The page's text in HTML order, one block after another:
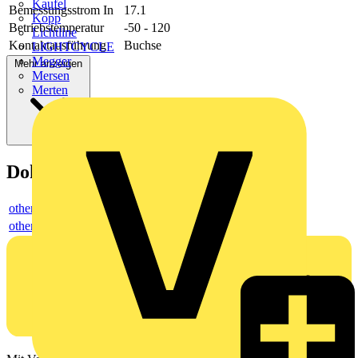
Kaufel
Kopp
Lichtline
LIGHTCYCLE
Megger
Mersen
Merten
Bemessungsstrom In
17.1
Betriebstemperatur
-50 - 120
Kontaktausführung
Buchse
Mehr anzeigen
Dokumente
others
others